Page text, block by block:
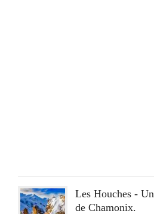
Les Houches -
de Chamonix.